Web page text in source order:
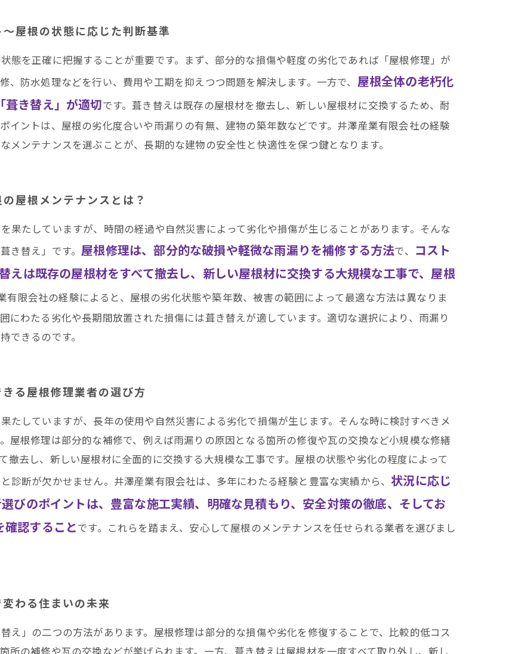
屋根の状態に応じた判断基準
態を正確に把握することが重要です。まず、部分的な損傷や軽度の劣化であれば「屋根修理」が
防水処理などを行い、費用や工期を抑えつつ問題を解決します。一方で、 屋根全体の老朽化
葺き替え」が適切です。葺き替えは既存の屋根材を撤去し、新しい屋根材に交換するため、耐
イントは、屋根の劣化度合いや雨漏りの有無、建物の築年数などです。井澤産業有限会社の経験
メンテナンスを選ぶことが、長期的な建物の安全性と快適性を保つ鍵となります。
屋根メンテナンスとは？
果たしていますが、時間の経過や自然災害によって劣化や損傷が生じることがあります。そんな
き替え」です。 屋根修理は、部分的な破損や軽微な雨漏りを補修する方法で、 コスト
えは既存の屋根材をすべて撤去し、新しい屋根材に交換する大規模な工事で、屋根
有限会社の経験によると、屋根の劣化状態や築年数、被害の範囲によって最適な方法は異なりま
にわたる劣化や長期間放置された損傷には葺き替えが適しています。適切な選択により、雨漏り
できるのです。
る屋根修理業者の選び方
たしていますが、長年の使用や自然災害による劣化で損傷が生じます。そんな時に検討すべきメ
屋根修理は部分的な補修で、例えば雨漏りの原因となる箇所の修復や瓦の交換など小規模な修繕
撤去し、新しい屋根材に全面的に交換する大規模な工事です。屋根の状態や劣化の程度によって
診断が欠かせません。井澤産業有限会社は、多年にわたる経験と豊富な実績から、 状況に応じ
びのポイントは、豊富な施工実績、明確な見積もり、安全対策の徹底、そしてお
認することです。これらを踏まえ、安心して屋根のメンテナンスを任せられる業者を選びまし
わる住まいの未来
え」の二つの方法があります。屋根修理は部分的な損傷や劣化を修復することで、比較的低コス
所の補修や瓦の交換などが挙げられます。一方、葺き替えは屋根材を一度すべて取り外し、新し